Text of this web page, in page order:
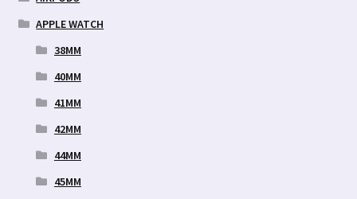
APPLE WATCH
38MM
40MM
41MM
42MM
44MM
45MM